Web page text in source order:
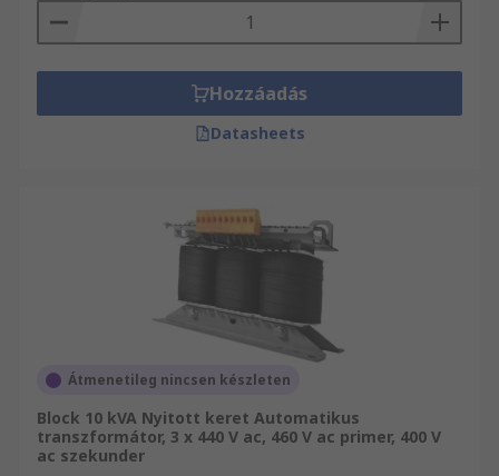
Hozzáadás
Datasheets
Átmenetileg nincsen készleten
Block 10 kVA Nyitott keret Automatikus
transzformátor, 3 x 440 V ac, 460 V ac primer, 400 V
ac szekunder